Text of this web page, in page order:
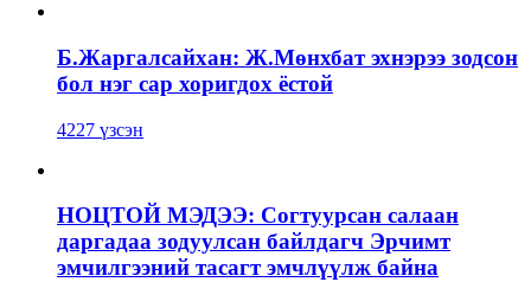
Б.Жаргалсайхан: Ж.Мөнхбат эхнэрээ зодсон
бол нэг сар хоригдох ёстой
4227 үзсэн
НОЦТОЙ МЭДЭЭ: Согтуурсан салаан
даргадаа зодуулсан байлдагч Эрчимт
эмчилгээний тасагт эмчлүүлж байна